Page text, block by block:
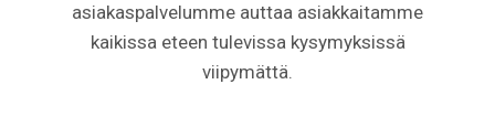
asiakaspalvelumme auttaa asiakkaitamme
kaikissa eteen tulevissa kysymyksissä
viipymättä.